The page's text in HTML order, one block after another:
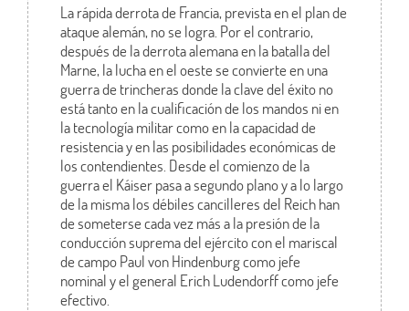
La rápida derrota de Francia, prevista en el plan de
ataque alemán, no se logra. Por el contrario,
después de la derrota alemana en la batalla del
Marne, la lucha en el oeste se convierte en una
guerra de trincheras donde la clave del éxito no
está tanto en la cualificación de los mandos ni en
la tecnología militar como en la capacidad de
resistencia y en las posibilidades económicas de
los contendientes. Desde el comienzo de la
guerra el Káiser pasa a segundo plano y a lo largo
de la misma los débiles cancilleres del Reich han
de someterse cada vez más a la presión de la
conducción suprema del ejército con el mariscal
de campo Paul von Hindenburg como jefe
nominal y el general Erich Ludendorff como jefe
efectivo.